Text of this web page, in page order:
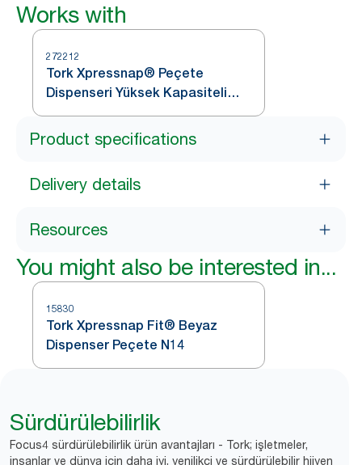
Works with
272212
Tork Xpressnap® Peçete
Dispenseri Yüksek Kapasiteli
Kırmızı N4
Product specifications
Delivery details
Resources
You might also be interested in...
15830
Tork Xpressnap Fit® Beyaz
Dispenser Peçete N14
Sürdürülebilirlik
Focus4 sürdürülebilirlik ürün avantajları - Tork; işletmeler,
insanlar ve dünya için daha iyi, yenilikçi ve sürdürülebilir hijyen